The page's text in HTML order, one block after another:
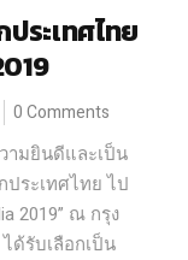
ระเทศไทย
0 Comments
ามยินดีและเป็น
ประเทศไทย ไป
2019” ณ กรุง
ด้รับเลือกเป็น